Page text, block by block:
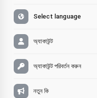
Select language
অ্যাকাউন্ট
অ্যাকাউন্ট পরিবর্তন করুন
নতুন কি